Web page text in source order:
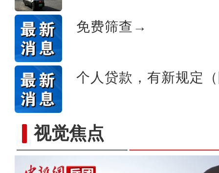
免费筛查→
个人贷款，有新规定
视觉焦点【与你为邻】俄罗斯博士后